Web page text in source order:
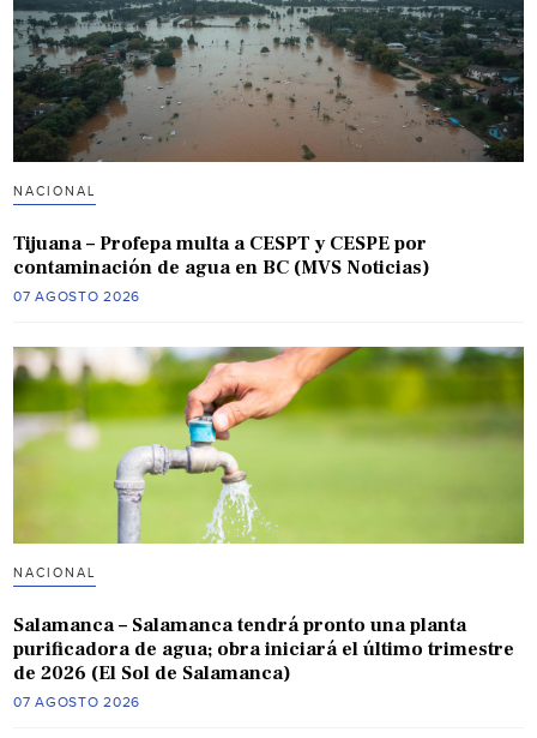
NACIONAL
Tijuana – Profepa multa a CESPT y CESPE por
contaminación de agua en BC (MVS Noticias)
07 AGOSTO 2026
NACIONAL
Salamanca – Salamanca tendrá pronto una planta
purificadora de agua; obra iniciará el último trimestre
de 2026 (El Sol de Salamanca)
07 AGOSTO 2026